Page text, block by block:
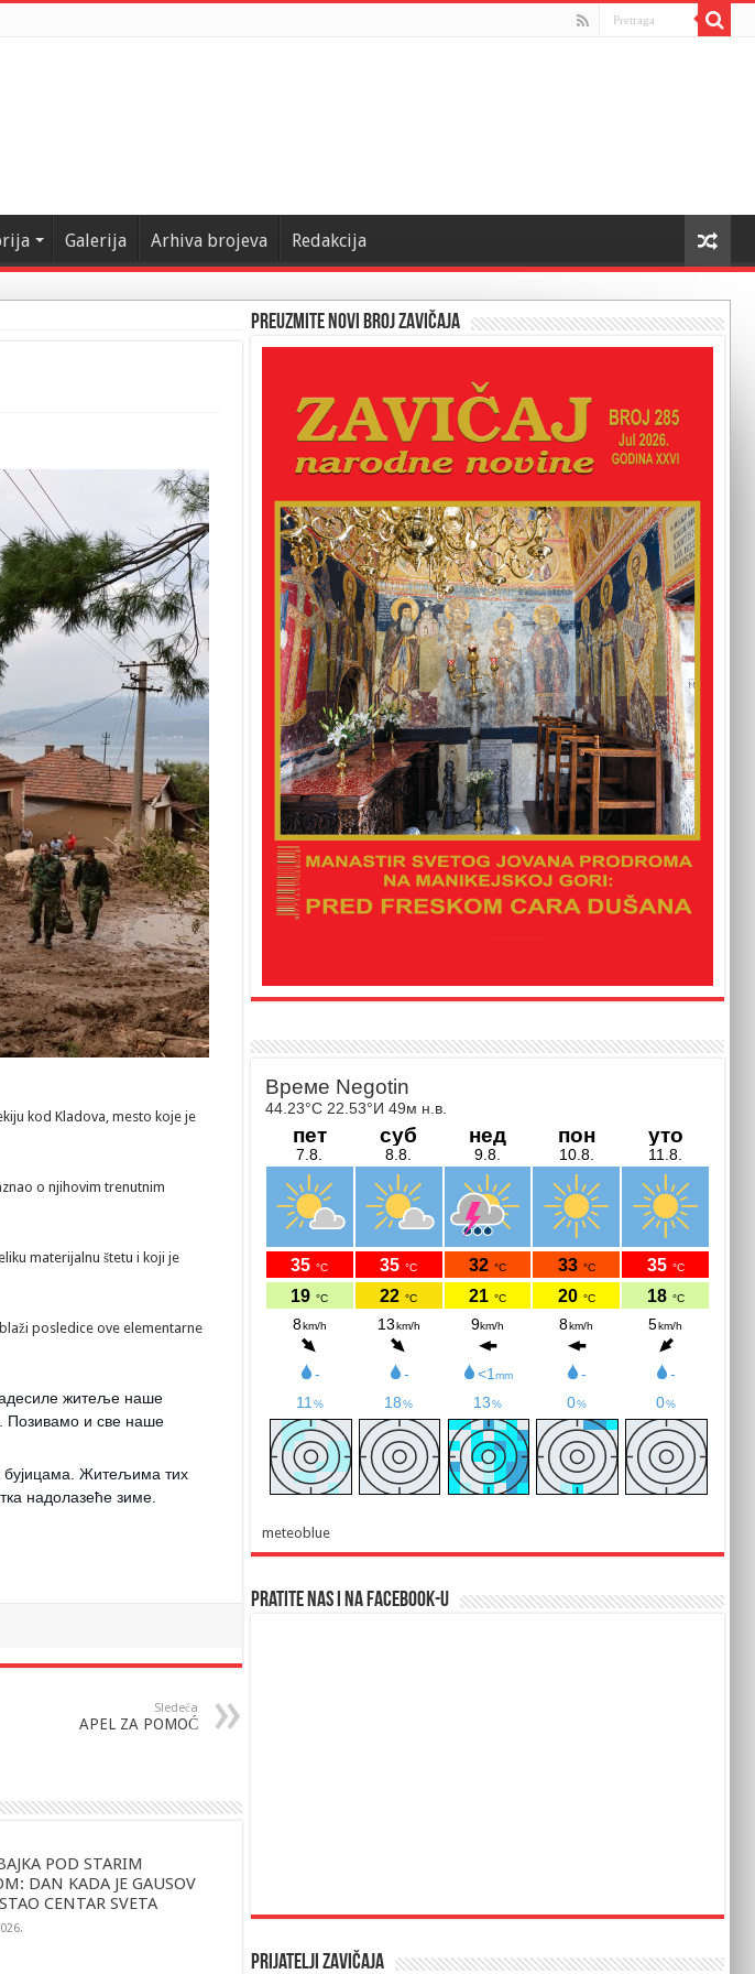
Galerija Arhiva brojeva Redakcija
kod Kladova, mesto koje je
o njihovim trenutnim
materijalnu štetu i koji je
posledice ove elementarne
житеље наше
Позивамо и све наше
бујицама. Житељима тих
надолазеће зиме.
Sledeća
APEL ZA POMOĆ
POD STARIM
DAN KADA JE GAUSOV
CENTAR SVETA
Preuzmite novi broj Zavičaja
meteoblue
Pratite nas i na Facebook-u
Prijatelji Zavičaja